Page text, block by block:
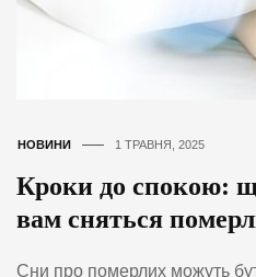
НОВИНИ 1 ТРАВНЯ, 2025
Кроки до спокою:
вам сняться
Сни про померлих можуть